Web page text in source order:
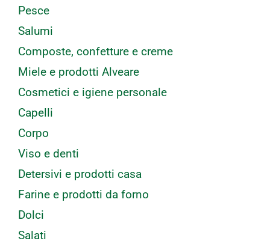
Pesce
Salumi
Composte, confetture e creme
Miele e prodotti Alveare
Cosmetici e igiene personale
Capelli
Corpo
Viso e denti
Detersivi e prodotti casa
Farine e prodotti da forno
Dolci
Salati